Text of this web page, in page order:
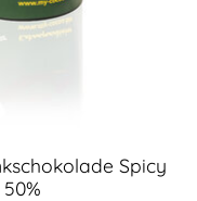
Spicy
50%